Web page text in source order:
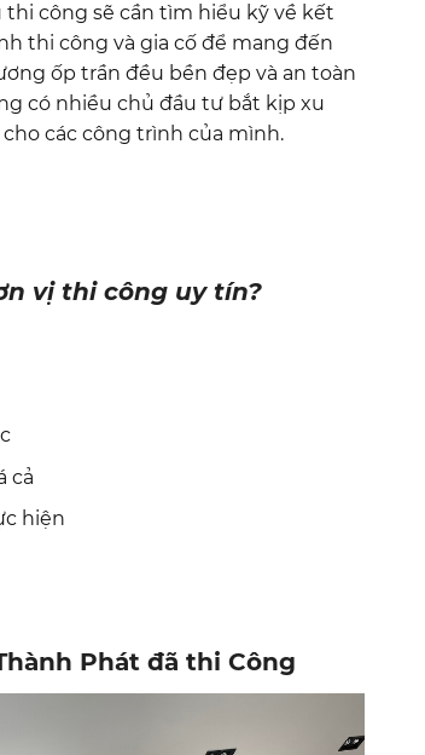
công sẽ cần tìm hiểu kỹ về kết
thi công và gia cố để mang đến
ốp trần đều bền đẹp và an toàn
có nhiều chủ đầu tư bắt kịp xu
các công trình của mình.
vị thi công uy tín?
cả
hiện
Phát đã thi Công